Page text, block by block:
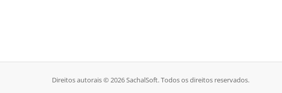
Direitos autorais © 2026 SachalSoft. Todos os direitos reservados.